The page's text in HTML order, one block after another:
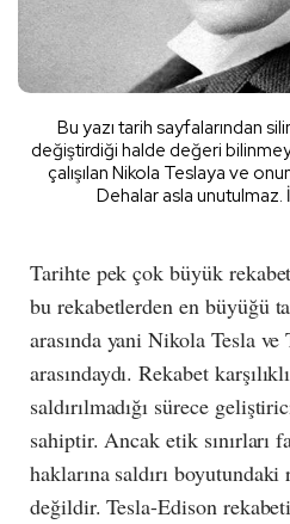
Bu yazı tarih sayfalarından
değiştirdiği halde değeri
çalışılan Nikola Teslaya ve
Dehalar asla unutulmaz.
Tarihte pek çok büyük
bu rekabetlerden en büyüğü
arasında yani Nikola Tesla
arasındaydı. Rekabet
saldırılmadığı sürece
sahiptir. Ancak etik sınırları
haklarına saldırı
değildir. Tesla-Edison